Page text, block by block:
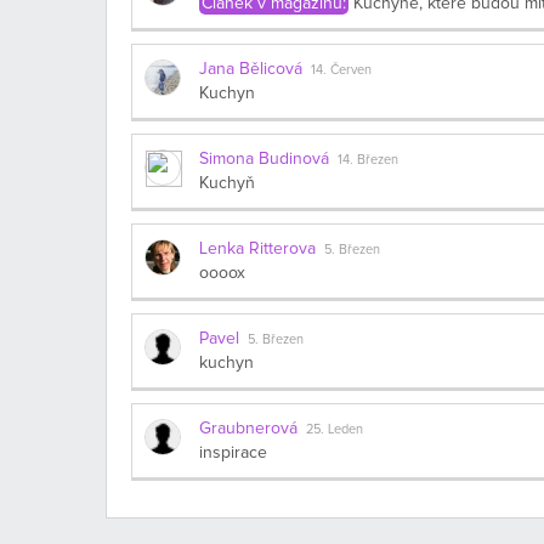
Článek v magazínu: Kuchyně, které budou
Jana Bělicová 14. Červen
Kuchyn
Simona Budinová 14. Březen
Kuchyň
Lenka Ritterova 5. Březen
oooox
Pavel 5. Březen
kuchyn
Graubnerová 25. Leden
inspirace